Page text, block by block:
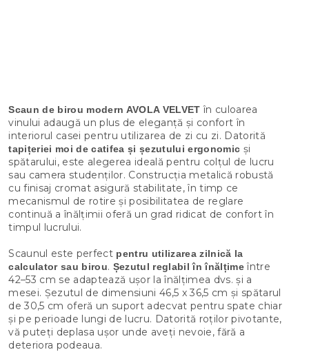
Scaun de birou modern AVOLA VELVET în culoarea
vinului adaugă un plus de eleganță și confort în
interiorul casei pentru utilizarea de zi cu zi. Datorită
tapițeriei moi de catifea și șezutului ergonomic și
spătarului, este alegerea ideală pentru colțul de lucru
sau camera studenților. Construcția metalică robustă
cu finisaj cromat asigură stabilitate, în timp ce
mecanismul de rotire și posibilitatea de reglare
continuă a înălțimii oferă un grad ridicat de confort în
timpul lucrului.
Scaunul este perfect pentru utilizarea zilnică la
calculator sau birou. Șezutul reglabil în înălțimeîntre
42–53 cm se adaptează ușor la înălțimea dvs. și a
mesei. Șezutul de dimensiuni 46,5 x 36,5 cm și spătarul
de 30,5 cm oferă un suport adecvat pentru spate chiar
și pe perioade lungi de lucru. Datorită roților pivotante,
vă puteți deplasa ușor unde aveți nevoie, fără a
deteriora podeaua.